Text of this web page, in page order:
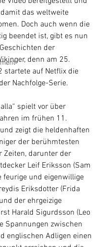
das weltweite
Doch auch wenn die
beendet ist, gibt es nun
der
denn am 25.
startete auf Netflix die
Nachfolge-Serie.
spielt vor über
im frühen 11.
zeigt die heldenhaften
der berühmtesten
Zeiten, darunter der
Leif Eriksson (Sam
feurige und eigenwillige
Eriksdotter (Frida
der ehrgeizige
Harald Sigurdsson (Leo
Spannungen zwischen
englischen Adligen einen